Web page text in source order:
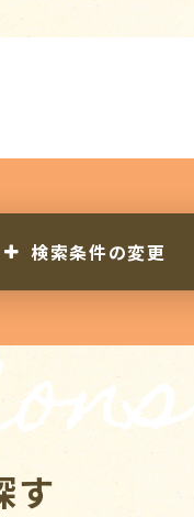
検索条件の変更
す